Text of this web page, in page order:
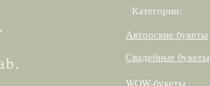
Категории:
WOW-букеты
Свадебные букеты
Авторские букеты